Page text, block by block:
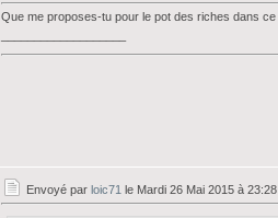
Que me proposes-tu pour le pot des riches dans
Envoyé par loic71 le Mardi 26 Mai 2015 à 23:28